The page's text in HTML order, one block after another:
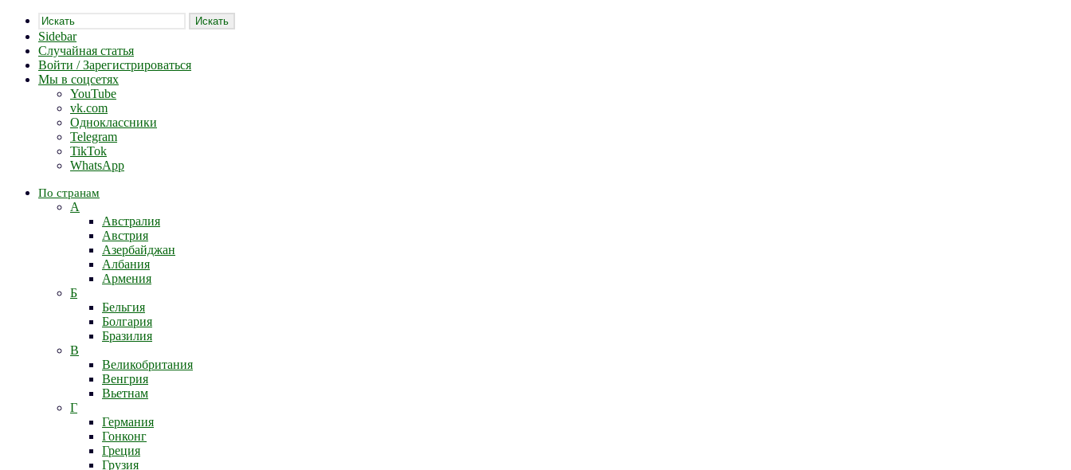
Искать
Sidebar
Случайная статья
Войти / Зарегистрироваться
Мы в соцсетях
YouTube
vk.com
Одноклассники
Telegram
TikTok
WhatsApp
По странам
А
Австралия
Австрия
Азербайджан
Албания
Армения
Б
Бельгия
Болгария
Бразилия
В
Великобритания
Венгрия
Вьетнам
Г
Германия
Гонконг
Греция
Грузия